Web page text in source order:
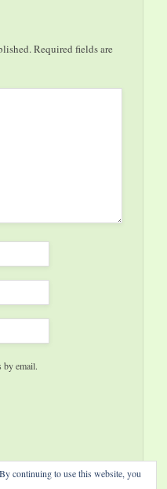
Required fields are
email.
continuing to use this website, you